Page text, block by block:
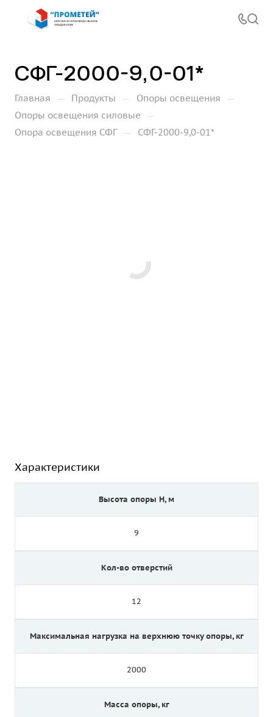
СФГ-2000-9,0-01*
Главная — Продукты — Опоры освещения —
Опоры освещения силовые —
Опора освещения СФГ — СФГ-2000-9,0-01*
Характеристики
Высота опоры Н, м
9
Кол-во отверстий
12
Максимальная нагрузка на верхнюю точку опоры, кг
2000
Масса опоры, кг